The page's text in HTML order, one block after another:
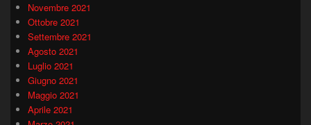
Novembre 2021
Ottobre 2021
Settembre 2021
Agosto 2021
Luglio 2021
Giugno 2021
Maggio 2021
Aprile 2021